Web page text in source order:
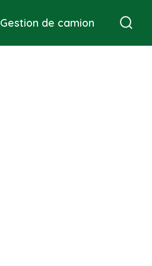
Gestion de camion